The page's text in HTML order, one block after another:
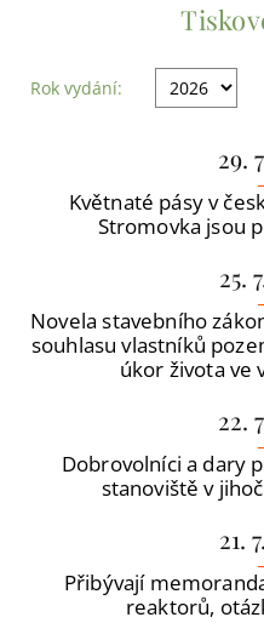
Rok vydání:
29.
Květnaté pásy v
Stromovka jsou
25.
Novela stavebního
souhlasu vlastníků
úkor života ve
22.
Dobrovolníci a dary
stanoviště v
21.
Přibývají
reaktorů,